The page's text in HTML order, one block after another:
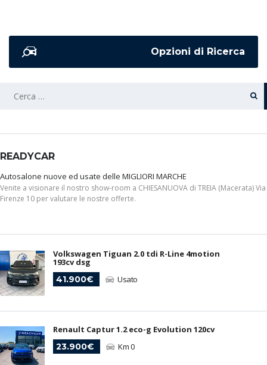
Opzioni di Ricerca
RICERCA
READYCAR
Autosalone nuove ed usate delle MIGLIORI MARCHE
Venite a visionare il nostro show-room a CHIESANUOVA di TREIA (Macerata) Via
Firenze 10 per valutare le nostre offerte.
Volkswagen Tiguan 2.0 tdi R-Line 4motion
193cv dsg
41.900€
Usato
Renault Captur 1.2 eco-g Evolution 120cv
23.900€
Km 0